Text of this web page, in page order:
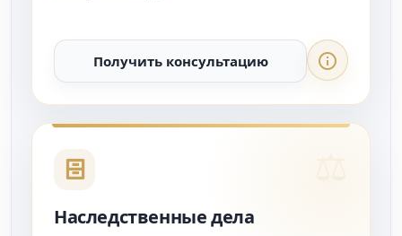
Получить консультацию
Наследственные дела